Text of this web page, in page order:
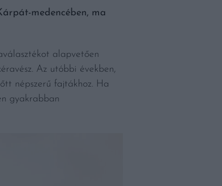
medencében, ma
alapvetően
Az utóbbi években,
népszerű fajtákhoz. Ha
gyakrabban